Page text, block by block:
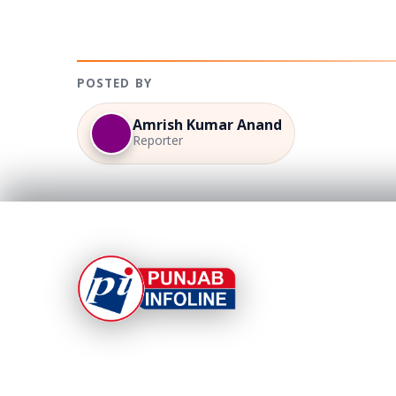
POSTED BY
Amrish Kumar Anand
Reporter